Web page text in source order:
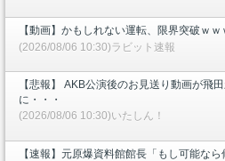
【動画】かもしれない運転、限界突破ｗ
(2026/08/06 10:30)ラビット速報
【悲報】 AKB公演後のお見送り動画が飛
に・・・
(2026/08/06 10:30)いたしん！
【速報】元原爆資料館館長「もし可能な